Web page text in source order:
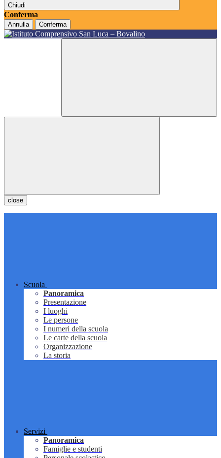
Chiudi
Conferma
Annulla Conferma
close
Scuola
Panoramica
Presentazione
I luoghi
Le persone
I numeri della scuola
Le carte della scuola
Organizzazione
La storia
Servizi
Panoramica
Famiglie e studenti